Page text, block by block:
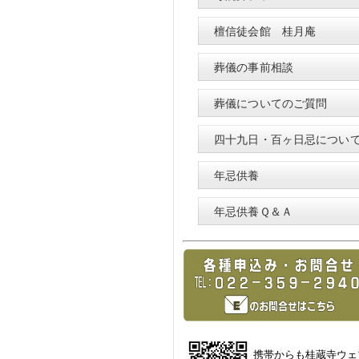
檀信徒会館 桂月庵
葬儀の事前相談
葬儀についてのご質問
四十九日・百ヶ日忌につい
年忌供養
年忌供養Ｑ＆Ａ
携帯からも桂蔵寺ウ